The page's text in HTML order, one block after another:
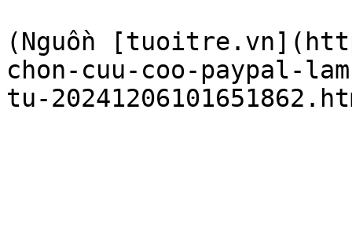
(Nguồn
chon-cuu-coo-paypal-